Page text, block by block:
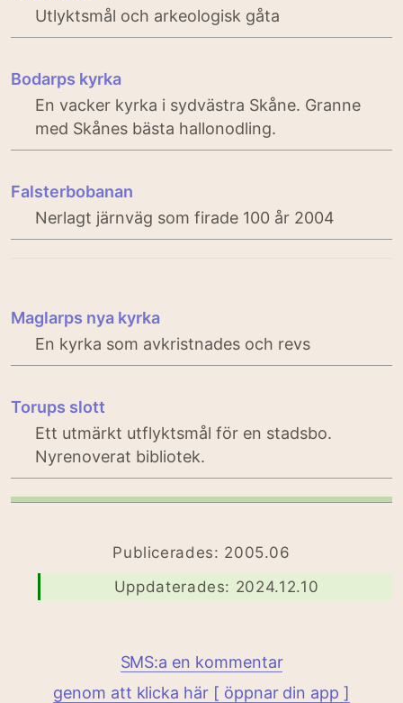
Utlyktsmål och arkeologisk gåta
Bodarps kyrka
En vacker kyrka i sydvästra Skåne. Granne
med Skånes bästa hallonodling.
Falsterbobanan
Nerlagt järnväg som firade 100 år 2004
Maglarps nya kyrka
En kyrka som avkristnades och revs
Torups slott
Ett utmärkt utflyktsmål för en stadsbo.
Nyrenoverat bibliotek.
Publicerades: 2005.06
Uppdaterades: 2024.12.10
SMS:a en kommentar
genom att klicka här [ öppnar din app ]